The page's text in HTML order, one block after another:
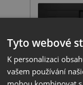
Tyto webové
K personalizaci
vašem používání